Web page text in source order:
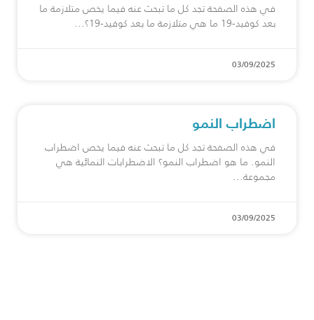
في هذه الصفحة تجد كل ما تبحث عنه فيما يخص متلازمة ما
بعد كوفيد-19 ما هي متلازمة ما بعد كوفيد-19؟
03/09/2025
اضطراب النمو
في هذه الصفحة تجد كل ما تبحث عنه فيما يخص اضطراب
النمو. ما هو اضطراب النمو؟ الاضطرابات النمائية هي
مجموعة
03/09/2025